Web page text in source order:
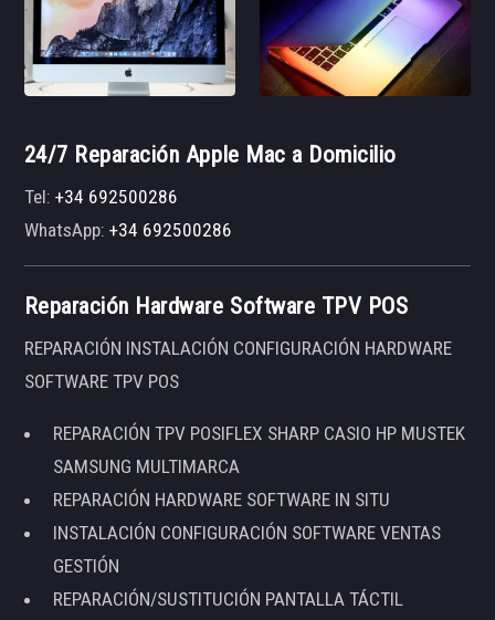
24/7 Reparación Apple Mac a Domicilio
Tel:+34 692500286
WhatsApp:+34 692500286
Reparación Hardware Software TPV POS
REPARACIÓN INSTALACIÓN CONFIGURACIÓN HARDWARE
SOFTWARE TPV POS
REPARACIÓN TPV POSIFLEX SHARP CASIO HP MUSTEK
SAMSUNG MULTIMARCA
REPARACIÓN HARDWARE SOFTWARE IN SITU
INSTALACIÓN CONFIGURACIÓN SOFTWARE VENTAS
GESTIÓN
REPARACIÓN/SUSTITUCIÓN PANTALLA TÁCTIL